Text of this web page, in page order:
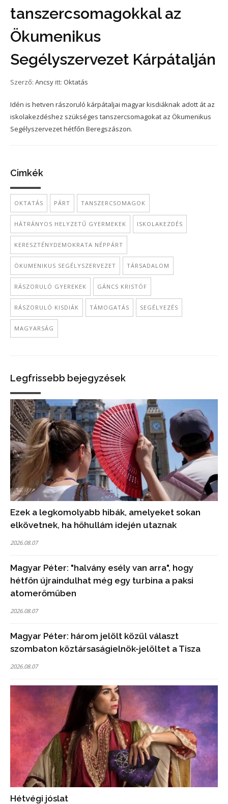
tanszercsomagokkal az
Ökumenikus
Segélyszervezet Kárpátalján
Szerző: Ancsy itt: Oktatás
Idén is hetven rászoruló kárpátaljai magyar kisdiáknak adott át az
iskolakezdéshez szükséges tanszercsomagokat az Ökumenikus
Segélyszervezet hétfőn Beregszászon.
Cimkék
OKTATÁS PÁRT TANSZERCSOMAGOK
HÁTRÁNYOS HELYZETŰ GYERMEKEK ISKOLAKEZDÉS
KERESZTÉNYDEMOKRATA NÉPPÁRT
ÖKUMENIKUS SEGÉLYSZERVEZET TÁRSADALOM
RÁSZORULÓ GYEREKEK GÁNCS KRISTÓF
RÁSZORULÓ KISDIÁK TÁMOGATÁS SEGÉLYEZÉS
MAGYARSÁG
Legfrissebb bejegyzések
Ezek a legkomolyabb hibák, amelyeket sokan
elkövetnek, ha hőhullám idején utaznak
2026.08.07
Magyar Péter: "halvány esély van arra", hogy
hétfőn újraindulhat még egy turbina a paksi
atomerőműben
2026.08.07
Magyar Péter: három jelölt közül választ
szombaton köztársaságielnök-jelöltet a Tisza
2026.08.07
Hétvégi jóslat